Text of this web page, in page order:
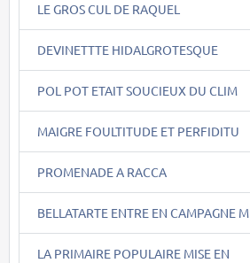
LE GROS CUL DE RAQUEL
DEVINETTTE HIDALGROTESQUE
POL POT ETAIT SOUCIEUX DU CLIM
MAIGRE FOULTITUDE ET PERFIDITU
PROMENADE A RACCA
BELLATARTE ENTRE EN CAMPAGNE M
LA PRIMAIRE POPULAIRE MISE EN